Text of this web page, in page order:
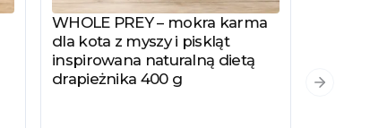
Zobacz produkt
WHOLE PREY – mokra karma
dla kota z myszy i piskląt
inspirowana naturalną dietą
drapieżnika 400 g